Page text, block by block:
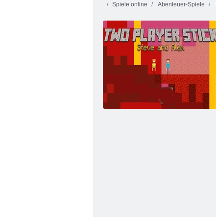
Feuer und Wasser 2: Lichttempel
Spiele online Abenteuer-Spiele